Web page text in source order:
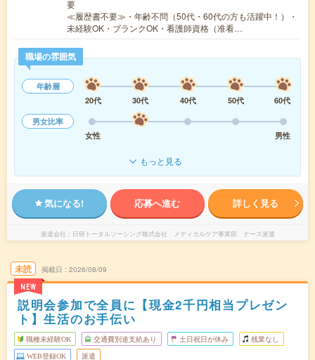
要
≪履歴書不要≫・年齢不問（50代・60代の方も活躍中！）・
未経験OK・ブランクOK・看護師資格（准看…
職場の雰囲気
年齢層
20代
30代 40代 50代
60代
男女比率
女性
男性
もっと見る
気になる! 応募へ進む 詳しく見る
派遣会社 日研トータルソーシング株式会社 メディカルケア事業部 ナース派遣
未読
NEW
掲載日 2026/08/09
説明会参加で全員に【現金2千円相当プレゼン
ト】生活のお手伝い
職種未経験OK 交通費別途支給あり 土日祝日が休み 残業なし
WEB登録OK 派遣